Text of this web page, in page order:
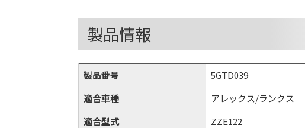
製品情報
製品番号
5GTD039
適合車種
アレックス/ランクス
適合型式
ZZE122